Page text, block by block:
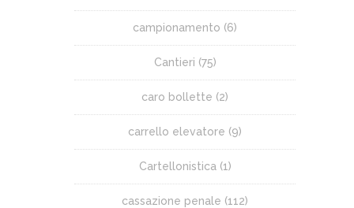
campionamento (6)
Cantieri (75)
caro bollette (2)
carrello elevatore (9)
Cartellonistica (1)
cassazione penale (112)